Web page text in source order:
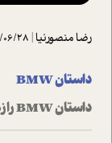
رضا منصورنیا|
06/28
داستان BMW
داستان BMW رازهای پایداری در بازار رقابت خودروهای لوکس